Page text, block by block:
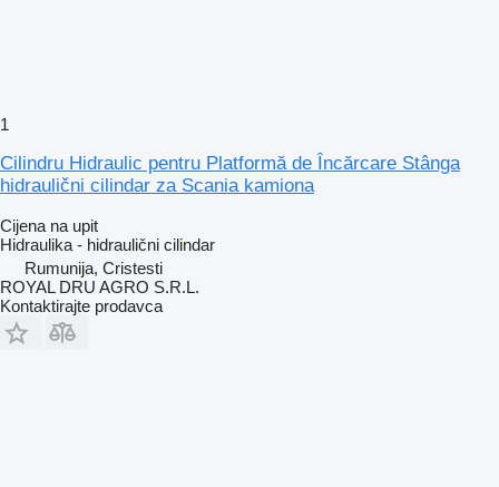
1
Cilindru Hidraulic pentru Platformă de Încărcare Stânga
hidraulični cilindar za Scania kamiona
Cijena na upit
Hidraulika - hidraulični cilindar
Rumunija, Cristesti
ROYAL DRU AGRO S.R.L.
Kontaktirajte prodavca